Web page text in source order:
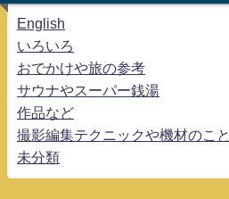
English
いろいろ
おでかけや旅の参考
サウナやスーパー銭湯
作品など
撮影編集テクニックや機材のこと
未分類